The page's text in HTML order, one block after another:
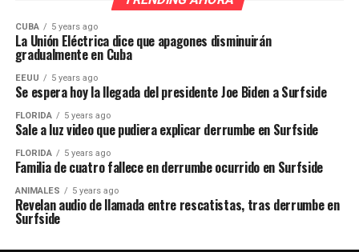
CUBA 5 years ago
La Unión Eléctrica dice que apagones disminuirán
gradualmente en Cuba
EEUU 5 years ago
Se espera hoy la llegada del presidente Joe Biden a Surfside
FLORIDA 5 years ago
Sale a luz video que pudiera explicar derrumbe en Surfside
FLORIDA 5 years ago
Familia de cuatro fallece en derrumbe ocurrido en Surfside
ANIMALES 5 years ago
Revelan audio de llamada entre rescatistas, tras derrumbe en
Surfside